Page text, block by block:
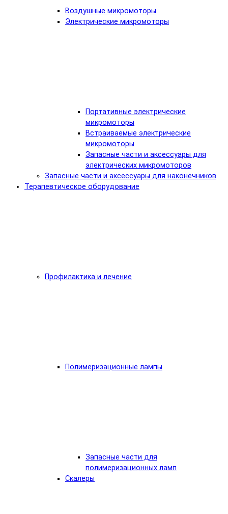
Воздушные микромоторы
Электрические микромоторы
Портативные электрические
микромоторы
Встраиваемые электрические
микромоторы
Запасные части и аксессуары для
электрических микромоторов
Запасные части и аксессуары для наконечников
Терапевтическое оборудование
Профилактика и лечение
Полимеризационные лампы
Запасные части для
полимеризационных ламп
Скалеры